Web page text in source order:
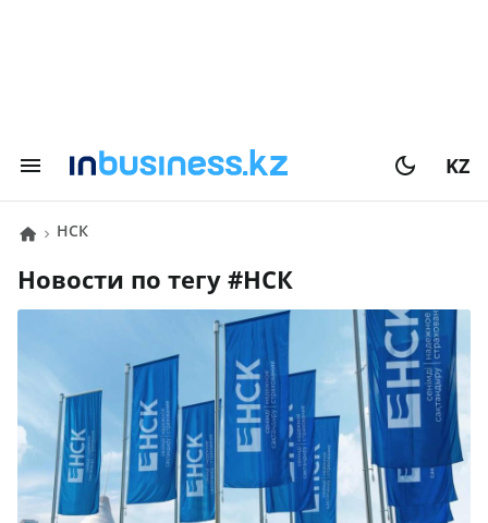
KZ
НСК
Новости по тегу # НСК